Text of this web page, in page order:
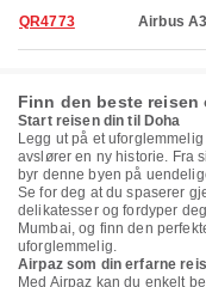
QR4773 Airbus
Finn den beste
Start reisen din til Doha
Legg ut på et
avslører en ny historie. Fra
byr denne byen på
Se for deg at du spaserer
delikatesser og fordyper
Mumbai, og finn den
uforglemmelig.
Airpaz som din erfarne
Med Airpaz kan du enkelt